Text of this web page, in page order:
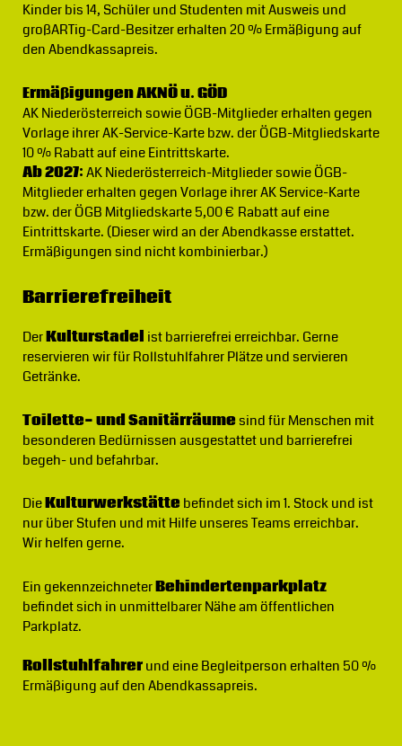
Kinder bis 14, Schüler und Studenten mit Ausweis und
großARTig-Card-Besitzer erhalten 20 % Ermäßigung auf
den Abendkassapreis.
Ermäßigungen AKNÖ u. GÖD
AK Niederösterreich sowie ÖGB-Mitglieder erhalten gegen
Vorlage ihrer AK-Service-Karte bzw. der ÖGB-Mitgliedskarte
10 % Rabatt auf eine Eintrittskarte.
Ab 2027:AK Niederösterreich-Mitglieder sowie ÖGB-
Mitglieder erhalten gegen Vorlage ihrer AK Service-Karte
bzw. der ÖGB Mitgliedskarte 5,00 € Rabatt auf eine
Eintrittskarte. (Dieser wird an der Abendkasse erstattet.
Ermäßigungen sind nicht kombinierbar.)
Barrierefreiheit
DerKulturstadel ist barrierefrei erreichbar. Gerne
reservieren wir für Rollstuhlfahrer Plätze und servieren
Getränke.
Toilette- und Sanitärräumesind für Menschen mit
besonderen Bedürnissen ausgestattet und barrierefrei
begeh- und befahrbar.
DieKulturwerkstättebefindet sich im 1. Stock und ist
nur über Stufen und mit Hilfe unseres Teams erreichbar.
Wir helfen gerne.
Ein gekennzeichneterBehindertenparkplatz
befindet sich in unmittelbarer Nähe am öffentlichen
Parkplatz.
Rollstuhlfahrerund eine Begleitperson erhalten 50 %
Ermäßigung auf den Abendkassapreis.